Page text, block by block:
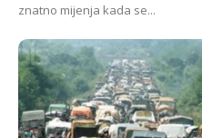
znatno mijenja kada se...